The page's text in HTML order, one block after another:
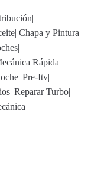
|
| Chapa y Pintura|
|
Rápida|
| Pre-Itv|
| Reparar Turbo|